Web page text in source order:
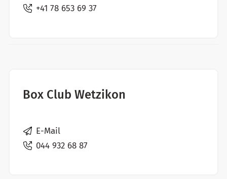
+41 78 653 69 37
Box Club Wetzikon
E-Mail
044 932 68 87